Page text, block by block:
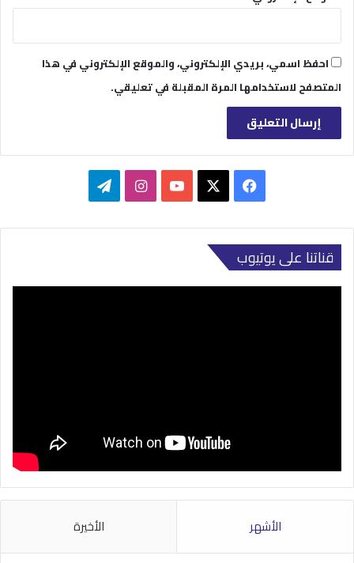
احفظ اسمي، بريدي الإلكتروني، والموقع الإلكتروني في هذا
المتصفح لاستخدامها المرة المقبلة في تعليقي.
فيسبوك ‫YouTubeانستقرامتيلقرام
قناتنا على يوتيوب
الأشهر الأخيرة